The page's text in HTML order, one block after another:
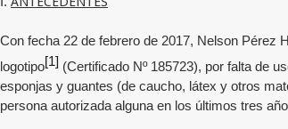
Con fecha 22 de febrero de 2017, Nelson Pérez
logotipo[1] (Certificado Nº 185723), por falta de
esponjas y guantes (de caucho, látex y otros
persona autorizada alguna en los últimos tres